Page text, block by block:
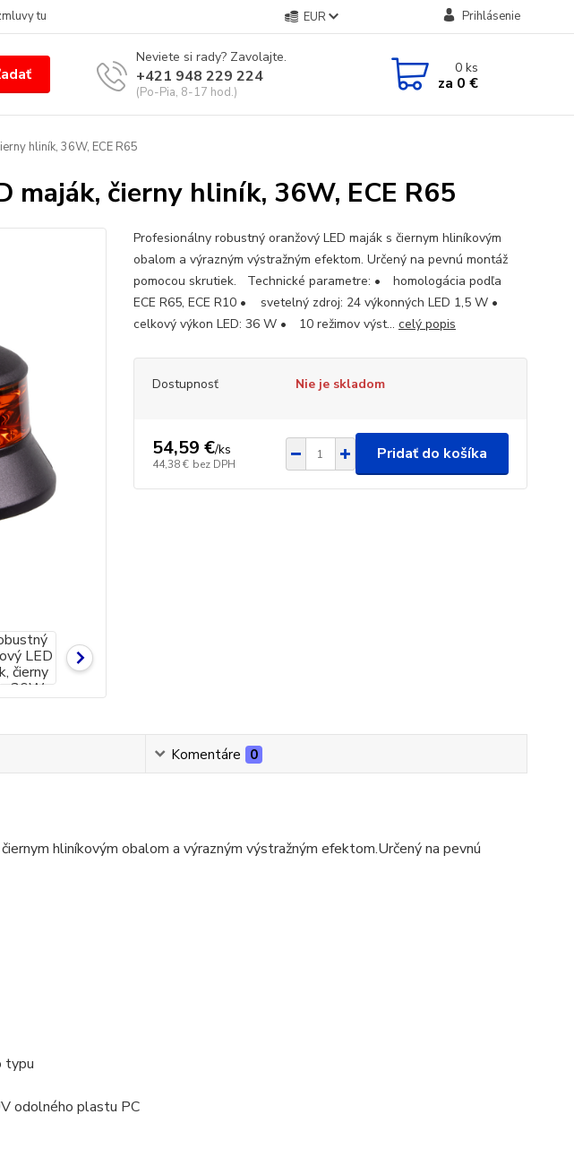
tu EUR Prihlásenie
Neviete si rady? Zavolajte.
+421 948 229 224
(Po-Pia, 8-17 hod.)
0ks
za 0 €
hliník, 36W, ECE R65
maják, čierny hliník, 36W, ECE R65
Profesionálny robustný oranžový LED maják s čiernym hliníkovým
obalom a výrazným výstražným efektom. Určený na pevnú montáž
pomocou skrutiek. Technické parametre: • homologácia podľa
ECE R65, ECE R10 • svetelný zdroj: 24 výkonných LED 1,5 W •
celkový výkon LED: 36 W • 10 režimov výst... celý popis
Dostupnosť Nie je skladom
54,59 €/ks
44,38 € bez DPH
Pridať do košíka
Komentáre 0
hliníkovým obalom a výrazným výstražným efektom.Určený na pevnú
typu
odolného plastu PC